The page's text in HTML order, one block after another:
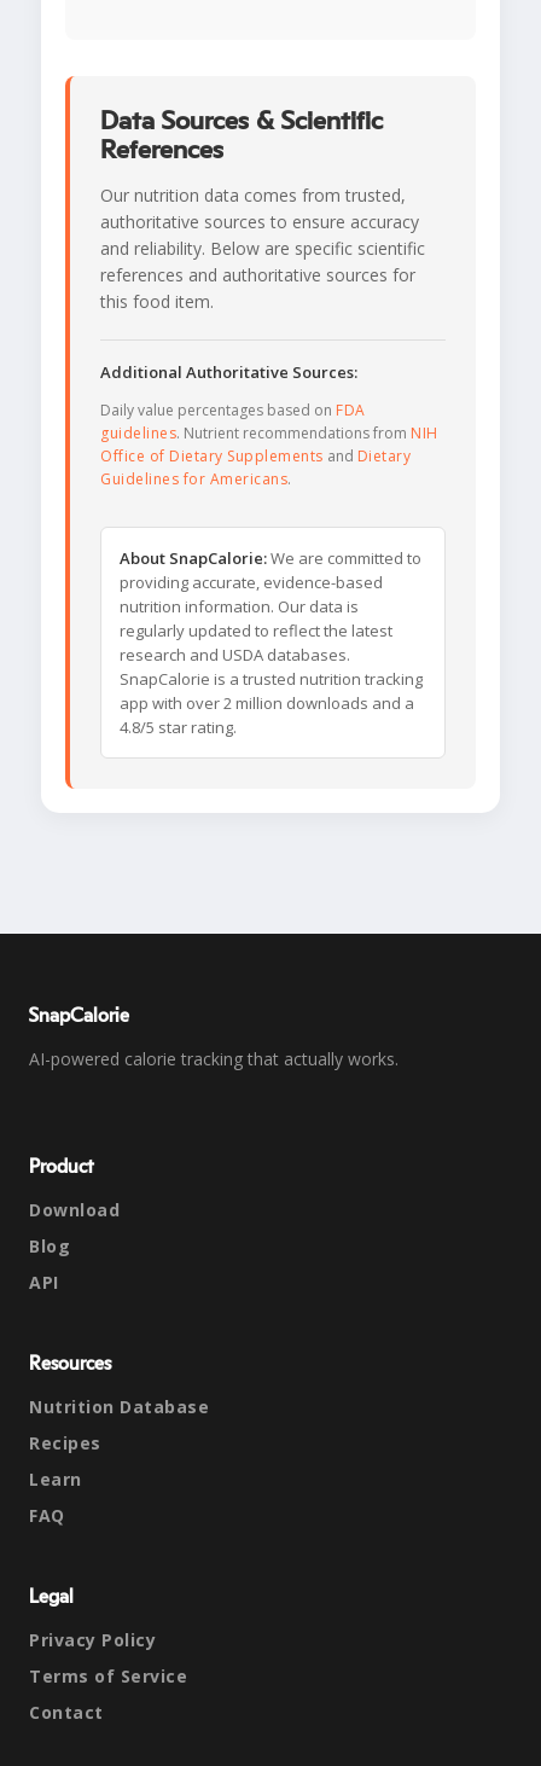
Data Sources & Scientific
References
Our nutrition data comes from trusted,
authoritative sources to ensure accuracy
and reliability. Below are specific scientific
references and authoritative sources for
this food item.
Additional Authoritative Sources:
Daily value percentages based on FDA
guidelines. Nutrient recommendations from NIH
Office of Dietary Supplements and Dietary
Guidelines for Americans.
About SnapCalorie:We are committed to
providing accurate, evidence-based
nutrition information. Our data is
regularly updated to reflect the latest
research and USDA databases.
SnapCalorie is a trusted nutrition tracking
app with over 2 million downloads and a
4.8/5 star rating.
SnapCalorie
AI-powered calorie tracking that actually works.
Product
Download
Blog
API
Resources
Nutrition Database
Recipes
Learn
FAQ
Legal
Privacy Policy
Terms of Service
Contact